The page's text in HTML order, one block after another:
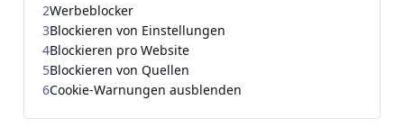
2Werbeblocker
3Blockieren von Einstellungen
4Blockieren pro Website
5Blockieren von Quellen
6Cookie-Warnungen ausblenden